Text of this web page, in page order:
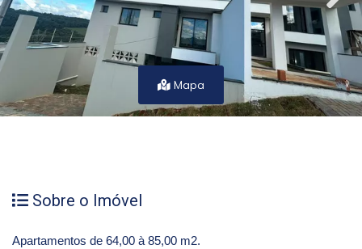
Mapa
Sobre o Imóvel
Apartamentos de 64,00 à 85,00 m2.